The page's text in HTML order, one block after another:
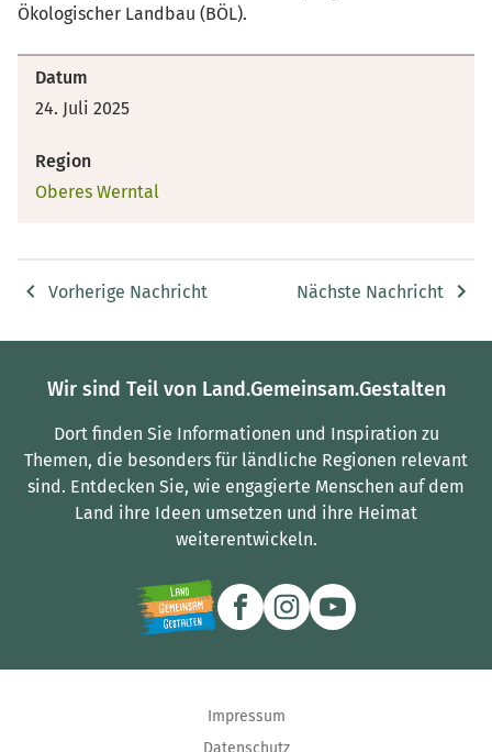
Ökologischer Landbau (BÖL).
Datum
24. Juli 2025
Region
Oberes Werntal
Vorherige Nachricht Nächste Nachricht
Wir sind Teil von Land.Gemeinsam.Gestalten
Dort finden Sie Informationen und Inspiration zu
Themen, die besonders für ländliche Regionen relevant
sind. Entdecken Sie, wie engagierte Menschen auf dem
Land ihre Ideen umsetzen und ihre Heimat
weiterentwickeln.
Impressum
Datenschutz